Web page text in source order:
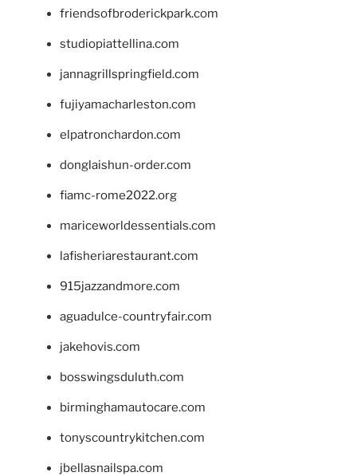
friendsofbroderickpark.com
studiopiattellina.com
jannagrillspringfield.com
fujiyamacharleston.com
elpatronchardon.com
donglaishun-order.com
fiamc-rome2022.org
mariceworldessentials.com
lafisheriarestaurant.com
915jazzandmore.com
aguadulce-countryfair.com
jakehovis.com
bosswingsduluth.com
birminghamautocare.com
tonyscountrykitchen.com
jbellasnailspa.com